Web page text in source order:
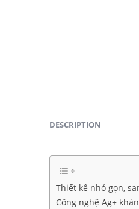
DESCRIPTION
Thiết kế nhỏ gọn,
Công nghệ Ag+